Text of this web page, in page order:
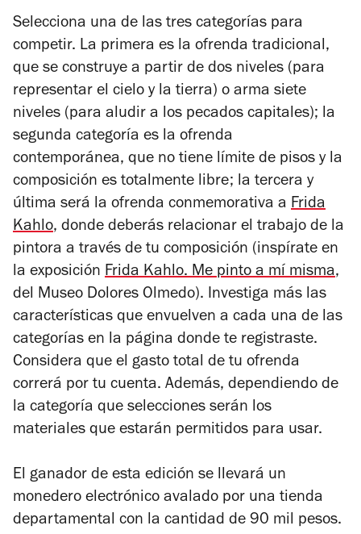
Selecciona una de las tres categorías para
competir. La primera es la ofrenda tradicional,
que se construye a partir de dos niveles (para
representar el cielo y la tierra) o arma siete
niveles (para aludir a los pecados capitales); la
segunda categoría es la ofrenda
contemporánea, que no tiene límite de pisos y la
composición es totalmente libre; la tercera y
última será la ofrenda conmemorativa a Frida
Kahlo, donde deberás relacionar el trabajo de la
pintora a través de tu composición (inspírate en
la exposición Frida Kahlo. Me pinto a mí misma,
del Museo Dolores Olmedo). Investiga más las
características que envuelven a cada una de las
categorías en la página donde te registraste.
Considera que el gasto total de tu ofrenda
correrá por tu cuenta. Además, dependiendo de
la categoría que selecciones serán los
materiales que estarán permitidos para usar.
El ganador de esta edición se llevará un
monedero electrónico avalado por una tienda
departamental con la cantidad de 90 mil pesos.